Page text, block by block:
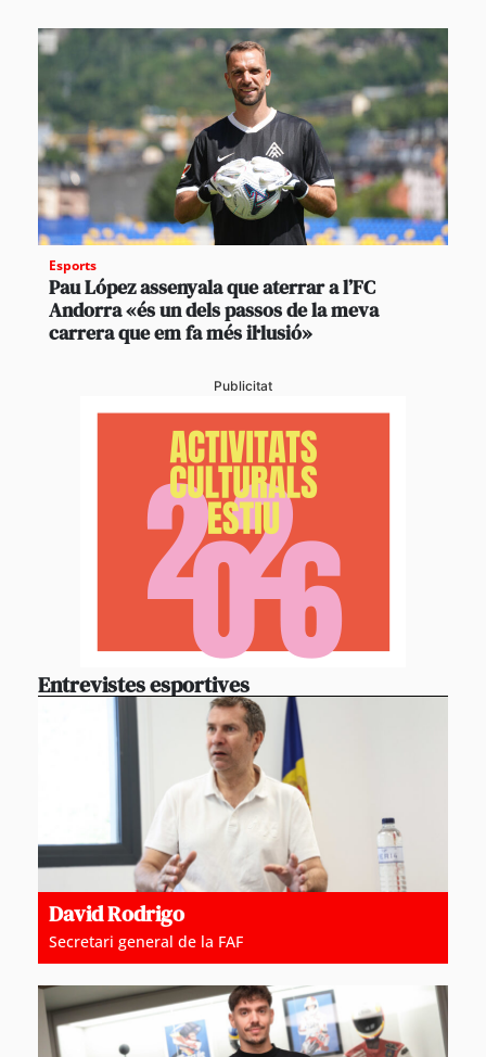
Esports
Pau López assenyala que aterrar a l’FC
Andorra «és un dels passos de la meva
carrera que em fa més il·lusió»
Publicitat
Entrevistes esportives
David Rodrigo
Secretari general de la FAF